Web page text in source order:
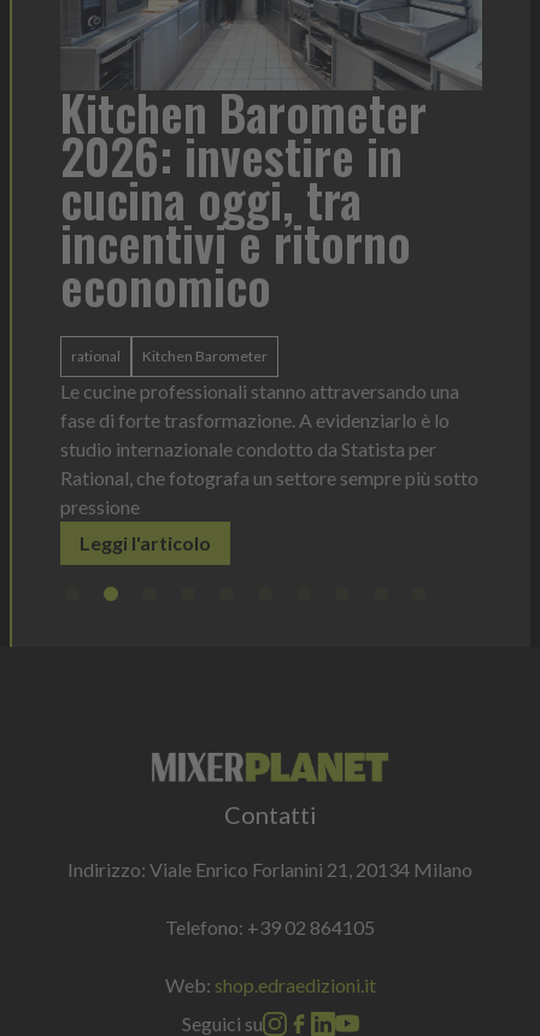
Kitchen Barometer
2026: investire in
cucina oggi, tra
incentivi e ritorno
economico
rational Kitchen Barometer
Le cucine professionali stanno attraversando una
fase di forte trasformazione. A evidenziarlo è lo
studio internazionale condotto da Statista per
Rational, che fotografa un settore sempre più sotto
pressione
Leggi l'articolo
Contatti
Indirizzo: Viale Enrico Forlanini 21, 20134 Milano
Telefono: +39 02 864105
Web: shop.edraedizioni.it
Seguici su